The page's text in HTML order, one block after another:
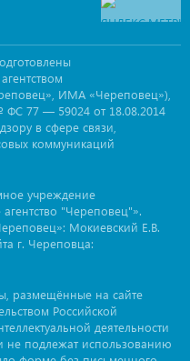
ИМА «Череповец»),
77 — 59024 от 18.08.2014
в сфере связи,
коммуникаций
учреждение
"Череповец"».
Мокиевский Е.В.
г. Череповца:
размещённые на сайте
Российской
деятельности
и не подлежат использованию